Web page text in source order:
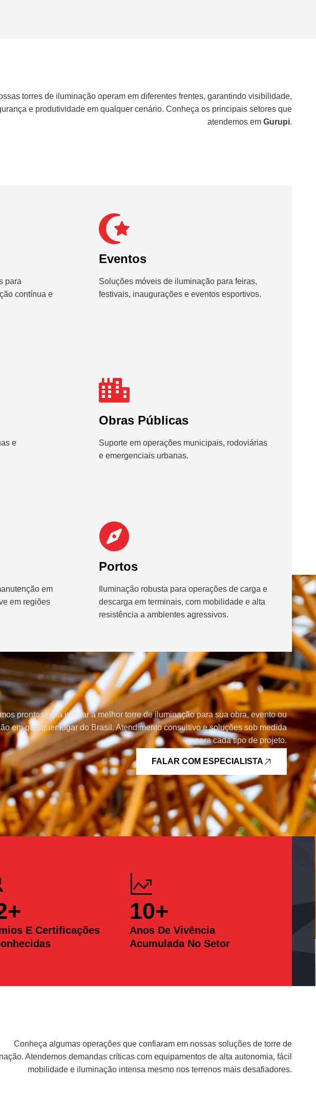
torres de iluminação operam em diferentes frentes, garantindo visibilidade,
e produtividade em qualquer cenário. Conheça os principais setores que
atendemos em Gurupi.
para
contínua e
Eventos
Soluções móveis de iluminação para feiras,
festivais, inaugurações e eventos esportivos.
e
Obras Públicas
Suporte em operações municipais, rodoviárias
e emergenciais urbanas.
em
em regiões
Portos
Iluminação robusta para operações de carga e
descarga em terminais, com mobilidade e alta
resistência a ambientes agressivos.
prontos para indicar a melhor torre de iluminação para sua obra, evento ou
em qualquer lugar do Brasil. Atendimento consultivo e soluções sob medida
para cada tipo de projeto.
FALAR COM ESPECIALISTA
E Certificações
+
Anos De Vivência
Acumulada No Setor
10+
Conheça algumas operações que confiaram em nossas soluções de torre de
Atendemos demandas críticas com equipamentos de alta autonomia, fácil
mobilidade e iluminação intensa mesmo nos terrenos mais desafiadores.